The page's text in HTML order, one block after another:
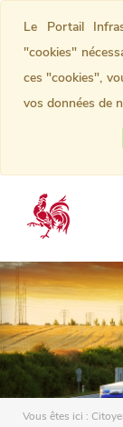
Vous êtes ici :
Le Portail
"cookies"
ces "cookies",
vos données de